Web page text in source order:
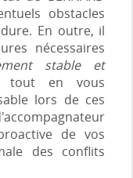
obstacles
En outre, il
nécessaires
stable et
en vous
lors de ces
de vos
des conflits